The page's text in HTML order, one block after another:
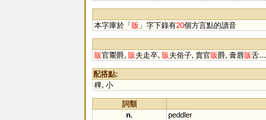
本字庫於「販 」字下錄有20個方言點的讀音
販官鬻爵, 販夫走卒, 販夫俗子, 賣官販爵, 膏唇販舌…
配搭點:
稗, 小
詞類
n.
peddler